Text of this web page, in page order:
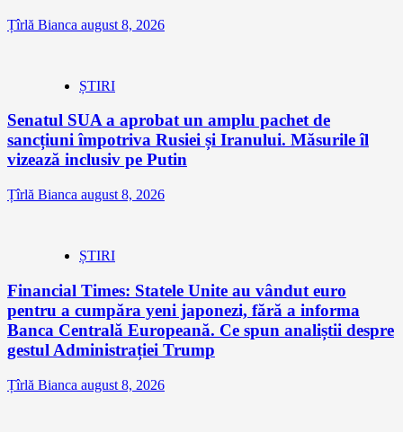
Țîrlă Bianca august 8, 2026
ȘTIRI
Senatul SUA a aprobat un amplu pachet de
sancțiuni împotriva Rusiei și Iranului. Măsurile îl
vizează inclusiv pe Putin
Țîrlă Bianca august 8, 2026
ȘTIRI
Financial Times: Statele Unite au vândut euro
pentru a cumpăra yeni japonezi, fără a informa
Banca Centrală Europeană. Ce spun analiștii despre
gestul Administrației Trump
Țîrlă Bianca august 8, 2026